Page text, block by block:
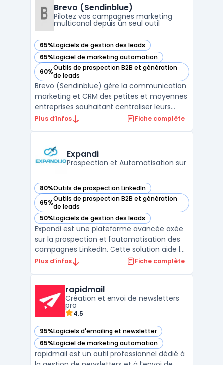
L’outil couvre deux usages distincts :
l’organisatio ...
Brevo (Sendinblue)
Pilotez vos campagnes marketing
multicanal depuis un seul outil
65%Logiciels de gestion des leads
— voir Brevo (Sendinblue) dans cette catégorie
65%Logiciel de marketing automation
— voir Brevo (Sendinblue) dans cette catégorie
60%Outils de prospection B2B et génération
de leads
— voir Brevo (Sendinblue) dans cette catégorie
Brevo (Sendinblue) gère la communication
marketing et CRM des petites et moyennes
entreprises souhaitant centraliser leurs
actions sans multiplier les outils. La
à maîtriser leurs budgets, tout en
respectant les exigen ...
Plus d’infos Fiche complète
Expandi
Prospection et Automatisation sur
80%Outils de prospection LinkedIn
— voir Expandi dans cette catégorie
65%Outils de prospection B2B et génération
de leads
— voir Expandi dans cette catégorie
50%Logiciels de gestion des leads
— voir Expandi dans cette catégorie
Expandi est une plateforme avancée axée
sur la prospection et l'automatisation des
campagnes LinkedIn. Cette solution aide les
entreprises à augmenter leur portée et leur
principalement pour les campagnes de
prospection, Expandi ...
Plus d’infos Fiche complète
rapidmail
Création et envoi de newsletters
pro
4.5
95%Logiciels d'emailing et newsletter
— voir rapidmail dans cette catégorie
65%Logiciel de marketing automation
— voir rapidmail dans cette catégorie
rapidmail est un outil professionnel dédié à